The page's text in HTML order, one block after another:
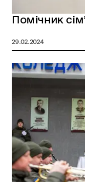
Помічник
29.02.2024